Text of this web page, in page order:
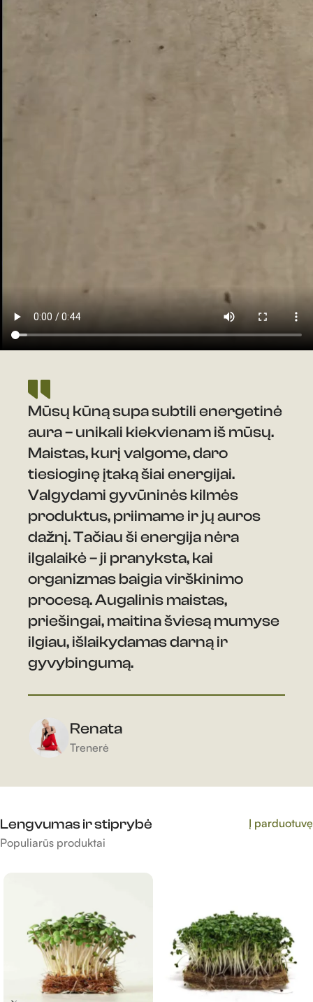
Mūsų kūną supa subtili energetinė
aura – unikali kiekvienam iš mūsų.
Maistas, kurį valgome, daro
tiesioginę įtaką šiai energijai.
Valgydami gyvūninės kilmės
produktus, priimame ir jų auros
dažnį. Tačiau ši energija nėra
ilgalaikė – ji pranyksta, kai
organizmas baigia virškinimo
procesą. Augalinis maistas,
priešingai, maitina šviesą mumyse
ilgiau, išlaikydamas darną ir
gyvybingumą.​
Renata
Trenerė
Lengvumas ir stiprybė
Populiarūs produktai
Į parduotuvę